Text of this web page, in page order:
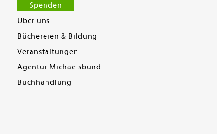
Spenden
Über uns
Büchereien & Bildung
Veranstaltungen
Agentur Michaelsbund
Buchhandlung